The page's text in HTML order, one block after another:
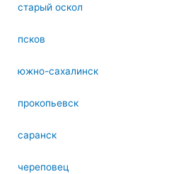
старый оскол
псков
южно-сахалинск
прокопьевск
саранск
череповец